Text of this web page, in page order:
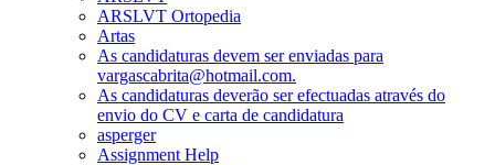
ARSLVT Ortopedia
Artas
As candidaturas devem ser enviadas para
vargascabrita@hotmail.com.
As candidaturas deverão ser efectuadas através do
envio do CV e carta de candidatura
asperger
Assignment Help